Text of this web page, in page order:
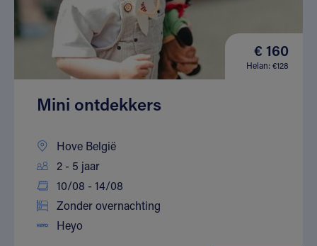
€ 160
Helan: €128
Mini ontdekkers
Hove België
2 - 5 jaar
10/08 - 14/08
Zonder overnachting
Heyo